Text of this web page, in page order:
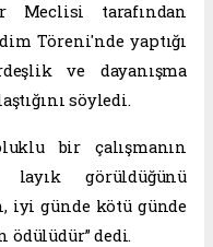
Meclisi tarafından
Töreni'nde yaptığı
ve dayanışma
söyledi.
bir çalışmanın
layık görüldüğünü
iyi günde kötü günde
ödülüdür” dedi.